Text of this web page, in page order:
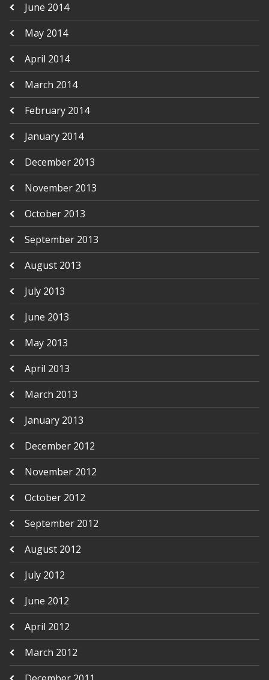
June 2014
May 2014
April 2014
March 2014
February 2014
January 2014
December 2013
November 2013
October 2013
September 2013
August 2013
July 2013
June 2013
May 2013
April 2013
March 2013
January 2013
December 2012
November 2012
October 2012
September 2012
August 2012
July 2012
June 2012
April 2012
March 2012